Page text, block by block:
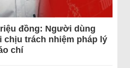
đồng: Người dùng
chịu trách nhiệm pháp lý
chí